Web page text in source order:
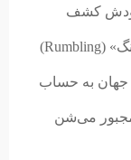
خودش کشف
می‌کنه. در نهایت، نقشه‌ای به اسم «رامبلینگ» (Rumbling)
جهان به حساب
مجبور می‌شن